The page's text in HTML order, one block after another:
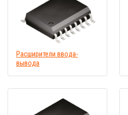
Расширители ввода-
вывода